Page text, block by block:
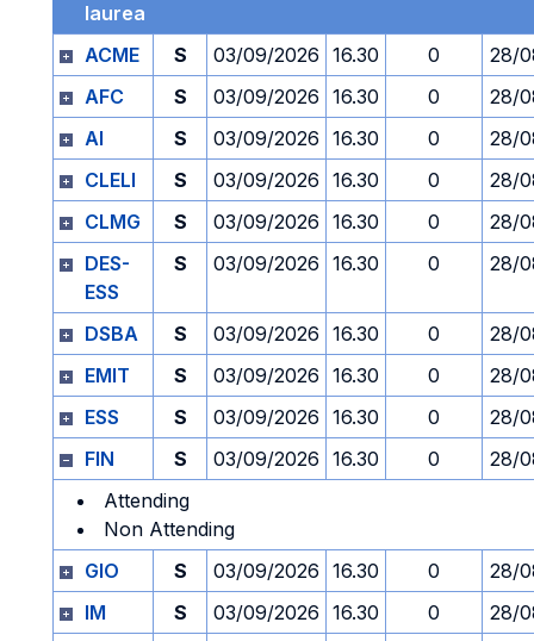
laurea
ACME S 03/09/2026 16.30 0
28/
AFC
S 03/09/2026 16.30 0
28/
AI
S 03/09/2026 16.30 0
28/
CLELI
S 03/09/2026 16.30 0
28/
CLMG
S 03/09/2026 16.30 0
28/
DES-
ESS
S 03/09/2026 16.30 0 28/
DSBA S 03/09/2026 16.30 0
28/
EMIT
S 03/09/2026 16.30 0
28/
ESS
S 03/09/2026 16.30 0
28/
FIN
S 03/09/2026 16.30 0
28/
Attending
Non Attending
GIO
S 03/09/2026 16.30 0
28/
IM
S 03/09/2026 16.30 0
28/